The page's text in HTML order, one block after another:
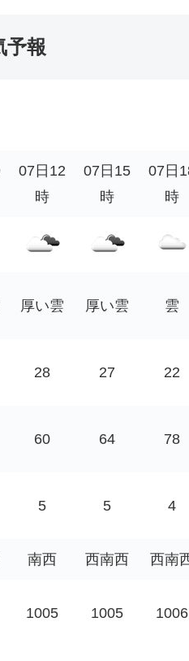
予報
07日12
時
07日15
時
07日
時
厚い雲 厚い雲 雲
28 27 22
60 64 78
5 5 4
南西 西南西 西南
1005 1005 1006